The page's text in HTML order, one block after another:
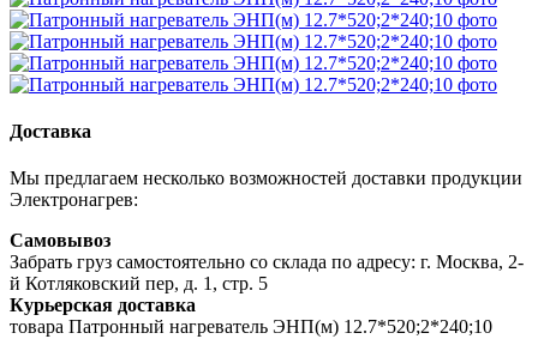
Доставка
Мы предлагаем несколько возможностей доставки продукции
Электронагрев:
Самовывоз
Забрать груз самостоятельно со склада по адресу: г. Москва, 2-
й Котляковский пер, д. 1, стр. 5
Курьерская доставка
товара Патронный нагреватель ЭНП(м) 12.7*520;2*240;10